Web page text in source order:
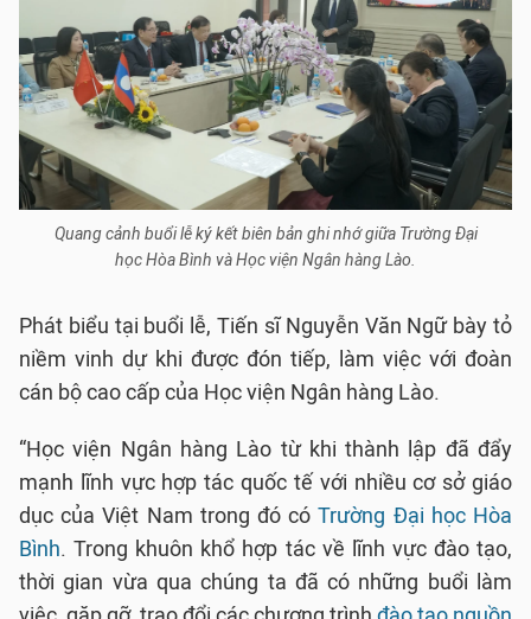
Quang cảnh buổi lễ ký kết biên bản ghi nhớ giữa Trường Đại
học Hòa Bình và Học viện Ngân hàng Lào.
Phát biểu tại buổi lễ, Tiến sĩ Nguyễn Văn Ngữ bày tỏ
niềm vinh dự khi được đón tiếp, làm việc với đoàn
cán bộ cao cấp của Học viện Ngân hàng Lào.
“Học viện Ngân hàng Lào từ khi thành lập đã đẩy
mạnh lĩnh vực hợp tác quốc tế với nhiều cơ sở giáo
dục của Việt Nam trong đó cóTrường Đại học Hòa
Bình. Trong khuôn khổ hợp tác về lĩnh vực đào tạo,
thời gian vừa qua chúng ta đã có những buổi làm